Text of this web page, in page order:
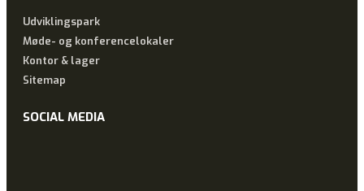
Udviklingspark
Møde- og konferencelokaler
Kontor & lager
Sitemap
SOCIAL MEDIA